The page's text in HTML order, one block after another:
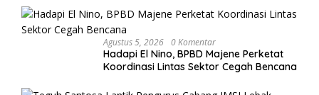
Agustus 5, 2026 0 Komentar
Hadapi El Nino, BPBD Majene Perketat
Koordinasi Lintas Sektor Cegah Bencana